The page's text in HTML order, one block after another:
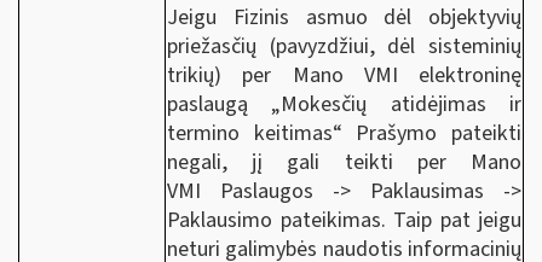
Jeigu Fizinis asmuo dėl objektyvių
priežasčių (pavyzdžiui, dėl sisteminių
trikių) per Mano VMI elektroninę
paslaugą „Mokesčių atidėjimas ir
termino keitimas“ Prašymo pateikti
negali, jį gali teikti per Mano
VMI Paslaugos -> Paklausimas ->
Paklausimo pateikimas. Taip pat jeigu
neturi galimybės naudotis informacinių